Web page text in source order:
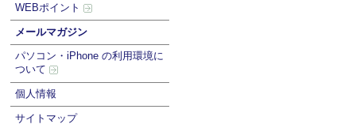
WEBポイント
メールマガジン
パソコン・iPhone の利用環境に
ついて
個人情報
サイトマップ